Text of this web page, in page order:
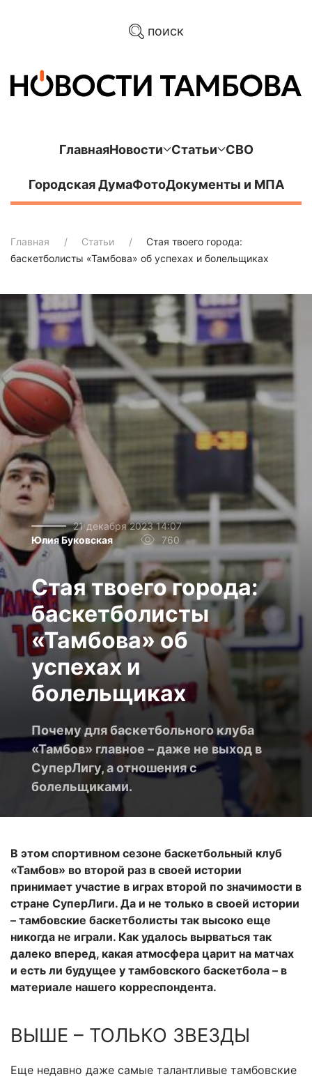
поиск
ГлавнаяНовости Статьи СВО
Городская ДумаФотоДокументы и МПА
Главная Статьи
Стая твоего города:
баскетболисты «Тамбова» об успехах и болельщиках
21 декабря 2023 14:07
Юлия Буковская
760
Стая твоего города:
баскетболисты
«Тамбова» об
успехах и
болельщиках
Почему для баскетбольного клуба
«Тамбов» главное – даже не выход в
СуперЛигу, а отношения с
болельщиками.
В этом спортивном сезоне баскетбольный клуб
«Тамбов» во второй раз в своей истории
принимает участие в играх второй по значимости в
стране СуперЛиги. Да и не только в своей истории
– тамбовские баскетболисты так высоко еще
никогда не играли. Как удалось вырваться так
далеко вперед, какая атмосфера царит на матчах
и есть ли будущее у тамбовского баскетбола – в
материале нашего корреспондента.
ВЫШЕ – ТОЛЬКО ЗВЕЗДЫ
Еще недавно даже самые талантливые тамбовские